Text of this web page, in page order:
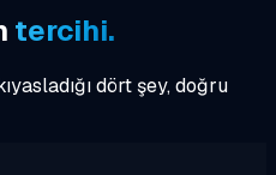
tercihi.
dört şey, doğru